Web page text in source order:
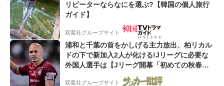
リピーターならなにを選ぶ?【韓国の個人旅行
ガイド】
双葉社グループサイト
浦和と千葉の首をかしげる主力放出、柏リカル
ドの下で新加入2人が化ける!Jリーグに必要な
外国人選手は【Jリーグ開幕「初めての秋春
双葉社グループサイト